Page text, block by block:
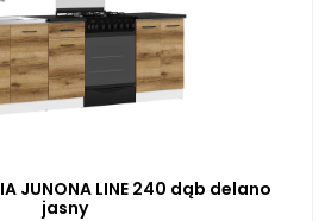
JUNONA LINE 240 dąb delano
jasny